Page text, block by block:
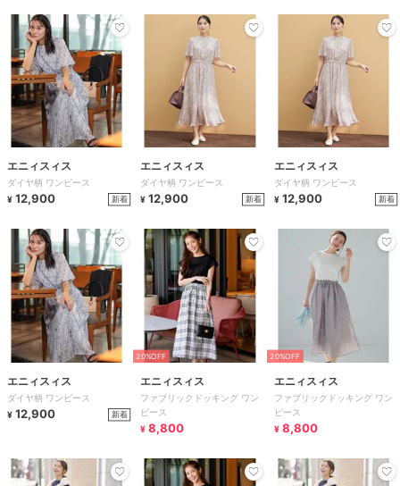
エニィスィス
ダイヤ柄 ワンピース
¥ 12,900 新着
エニィスィス
ダイヤ柄 ワンピース
¥ 12,900 新着
エニィスィス
ダイヤ柄 ワンピース
¥ 12,900 新着
エニィスィス
ダイヤ柄 ワンピース
¥ 12,900 新着
20%OFF
エニィスィス
ファブリックドッキング ワン
ピース
¥ 8,800
20%OFF
エニィスィス
ファブリックドッキング ワン
ピース
¥ 8,800